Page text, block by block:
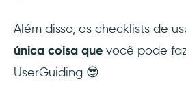
Além disso, os checklists de
única coisa que você pode
UserGuiding 😎